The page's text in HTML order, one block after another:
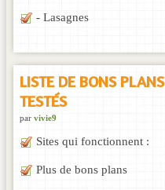
- Lasagnes
LISTE DE BONS PLANS
TESTÉS
par vivie9
Sites qui fonctionnent :
Plus de bons plans